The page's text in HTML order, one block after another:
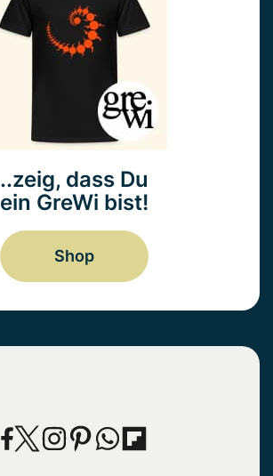
..zeig, dass Du
ein GreWi bist!
Shop